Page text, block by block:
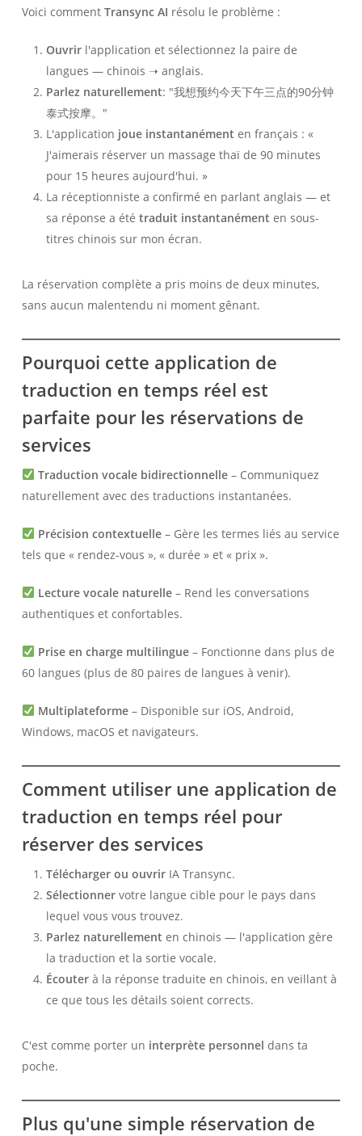
Voici comment Transync AI résolu le problème :
Ouvrirl'application et sélectionnez la paire de
langues — chinois ➝ anglais.
Parlez naturellement: "我想预约今天下午三点的90分钟
泰式按摩。"
L'application joue instantanément en français : «
J'aimerais réserver un massage thaï de 90 minutes
pour 15 heures aujourd'hui. »
La réceptionniste a confirmé en parlant anglais — et
sa réponse a été traduit instantanément en sous-
titres chinois sur mon écran.
La réservation complète a pris moins de deux minutes,
sans aucun malentendu ni moment gênant.
Pourquoi cette application de
traduction en temps réel est
parfaite pour les réservations de
services
Traduction vocale bidirectionnelle– Communiquez
naturellement avec des traductions instantanées.
Précision contextuelle– Gère les termes liés au service
tels que « rendez-vous », « durée » et « prix ».
Lecture vocale naturelle– Rend les conversations
authentiques et confortables.
Prise en charge multilingue– Fonctionne dans plus de
60 langues (plus de 80 paires de langues à venir).
Multiplateforme– Disponible sur iOS, Android,
Windows, macOS et navigateurs.
Comment utiliser une application de
traduction en temps réel pour
réserver des services
Télécharger ou ouvrirIA Transync.
Sélectionnervotre langue cible pour le pays dans
lequel vous vous trouvez.
Parlez naturellement en chinois — l'application gère
la traduction et la sortie vocale.
Écouterà la réponse traduite en chinois, en veillant à
ce que tous les détails soient corrects.
C'est comme porter un interprète personnel dans ta
poche.
Plus qu'une simple réservation de